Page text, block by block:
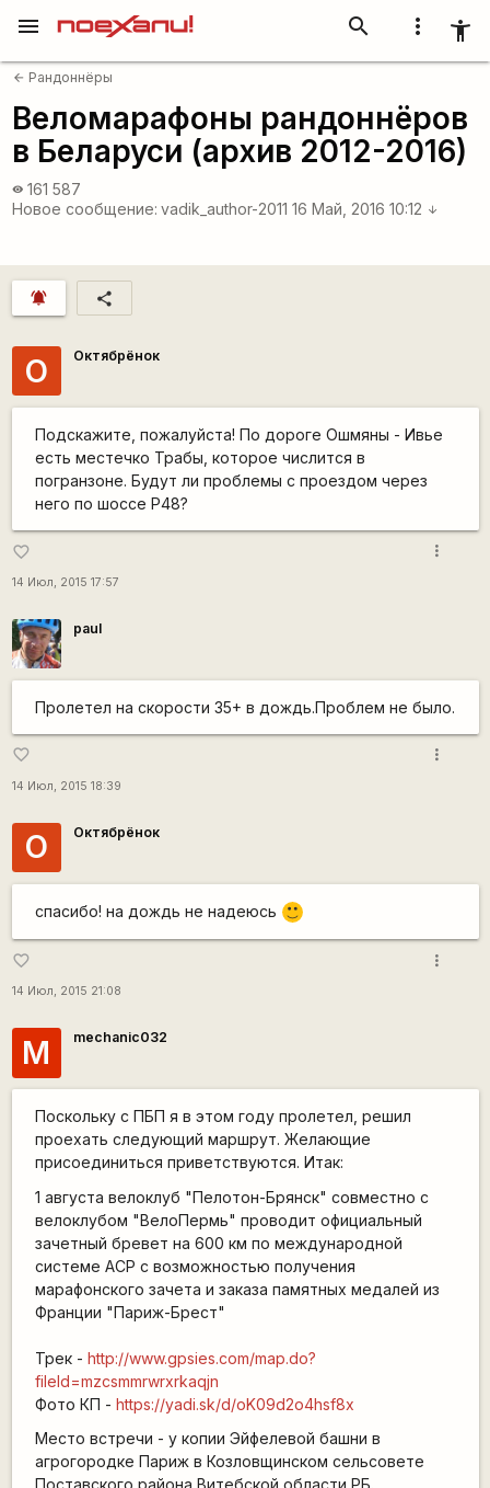
more_vert accessibility_new
search
menu
arrow_back Рандоннёры
Веломарафоны рандоннёров
в Беларуси (архив 2012-2016)
visibility 161 587
Новое сообщение: vadik_author-2011 16 Май, 2016 10:12 arrow_downward
notifications_active share
О Октябрёнок
Подскажите, пожалуйста! По дороге Ошмяны - Ивье
есть местечко Трабы, которое числится в
погранзоне. Будут ли проблемы с проездом через
него по шоссе Р48?
favorite_border
14 Июл, 2015 17:57
more_vert
paul
Пролетел на скорости 35+ в дождь.Проблем не было.
favorite_border
14 Июл, 2015 18:39
more_vert
О Октябрёнок
спасибо! на дождь не надеюсь :)
favorite_border
14 Июл, 2015 21:08
more_vert
M mechanic032
Поскольку с ПБП я в этом году пролетел, решил
проехать следующий маршрут. Желающие
присоединиться приветствуются. Итак:
1 августа велоклуб "Пелотон-Брянск" совместно с
велоклубом "ВелоПермь" проводит официальный
зачетный бревет на 600 км по международной
системе ACP с возможностью получения
марафонского зачета и заказа памятных медалей из
Франции "Париж-Брест"
Трек - http://www.gpsies.com/map.do?
fileId=mzcsmmrwrxrkaqjn
Фото КП - https://yadi.sk/d/oK09d2o4hsf8x
Место встречи - у копии Эйфелевой башни в
агрогородке Париж в Козловщинском сельсовете